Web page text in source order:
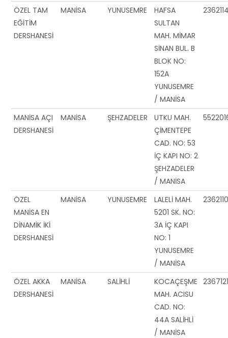
ÖZEL TAM
EĞİTİM
DERSHANESİ
MANİSA YUNUSEMRE
HAFSA
SULTAN
MAH. MİMAR
SİNAN BUL. B
BLOK NO:
152A
YUNUSEMRE
/ MANİSA
MANİSA AÇI
DERSHANESİ
MANİSA ŞEHZADELER
UTKU MAH.
ÇİMENTEPE
CAD. NO: 53
İÇ KAPI NO: 2
ŞEHZADELER
/ MANİSA
ÖZEL
MANİSA EN
DİNAMİK İKİ
DERSHANESİ
MANİSA YUNUSEMRE
LALELİ MAH.
5201 SK. NO:
3A İÇ KAPI
NO: 1
YUNUSEMRE
/ MANİSA
ÖZEL AKKA
DERSHANESİ
MANİSA SALİHLİ
KOCAÇEŞME
MAH. ACISU
CAD. NO:
44A SALİHLİ
/ MANİSA